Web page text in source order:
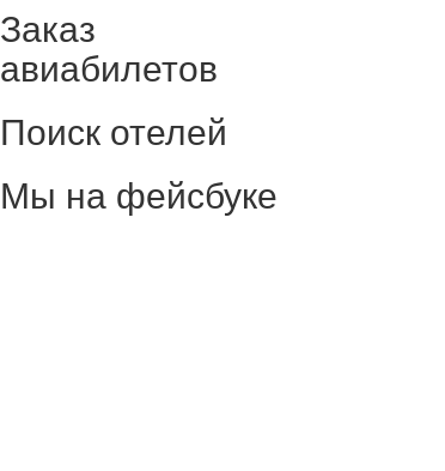
Заказ
авиабилетов
Поиск отелей
Мы на фейсбуке